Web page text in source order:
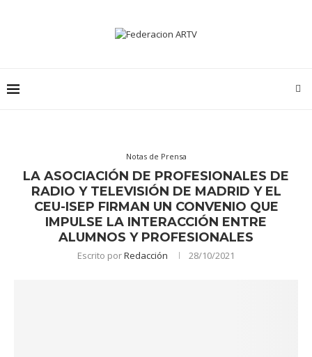
Notas de Prensa
LA ASOCIACIÓN DE PROFESIONALES DE
RADIO Y TELEVISIÓN DE MADRID Y EL
CEU-ISEP FIRMAN UN CONVENIO QUE
IMPULSE LA INTERACCIÓN ENTRE
ALUMNOS Y PROFESIONALES
Escrito porRedacción 28/10/2021